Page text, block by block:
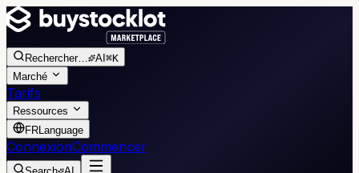
Rechercher… AI ⌘K
Marché
Tarifs
Ressources
FRLanguage
ConnexionCommencer